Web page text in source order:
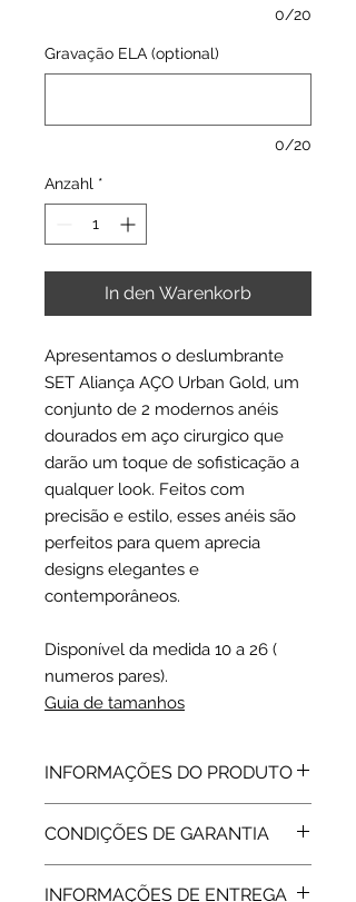
0/20
Gravação ELA (optional)
0/20
Anzahl *
In den Warenkorb
Apresentamos o deslumbrante
SET Aliança AÇO Urban Gold, um
conjunto de 2 modernos anéis
dourados em aço cirurgico que
darão um toque de sofisticação a
qualquer look. Feitos com
precisão e estilo, esses anéis são
perfeitos para quem aprecia
designs elegantes e
contemporâneos.
Disponível da medida 10 a 26 (
numeros pares).
Guia de tamanhos
INFORMAÇÕES DO PRODUTO
ELE: 3.5 mm
ELA: 2.4 mm
CONDIÇÕES DE GARANTIA
INFORMAÇÕES DE ENTREGA